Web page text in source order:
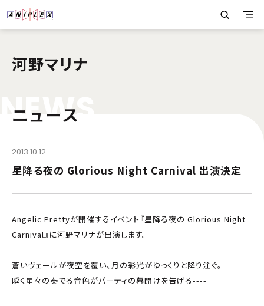
河野マリナ
NEWS
ニュース
2013.10.12
星降る夜の Glorious Night Carnival 出演決定
Angelic Prettyが開催するイベント『星降る夜の Glorious Night
Carnival』に河野マリナが出演します。
蒼いヴェールが夜空を覆い、月の彩光がゆっくりと降り注ぐ。
瞬く星々の奏でる音色がパーティの幕開けを告げる----